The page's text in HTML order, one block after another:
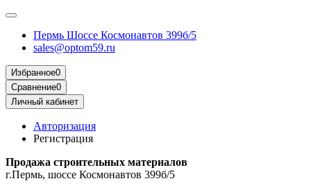
Пермь Шоссе Космонавтов 399б/5
sales@optom59.ru
Избранное0
Сравнение0
Личный кабинет
Авторизация
Регистрация
Продажа строительных материалов
г.Пермь, шоссе Космонавтов 399б/5